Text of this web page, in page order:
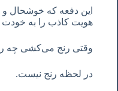
این دفعه که خوشحال
هویت کاذب را به
وقتی رنج می‌کشی چه
در لحظه رنج نیست.